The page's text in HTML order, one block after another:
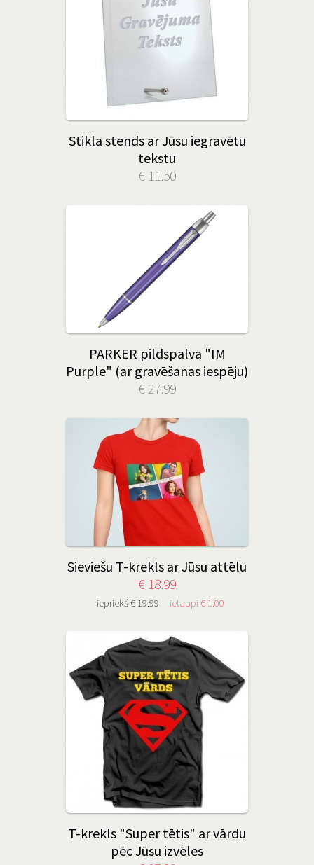
Stikla stends ar Jūsu iegravētu
tekstu
€ 11.50
PARKER pildspalva "IM
Purple" (ar gravēšanas iespēju)
€ 27.99
Sieviešu T-krekls ar Jūsu attēlu
€ 18.99
iepriekš € 19.99 ietaupi € 1.00
T-krekls "Super tētis" ar vārdu
pēc Jūsu izvēles